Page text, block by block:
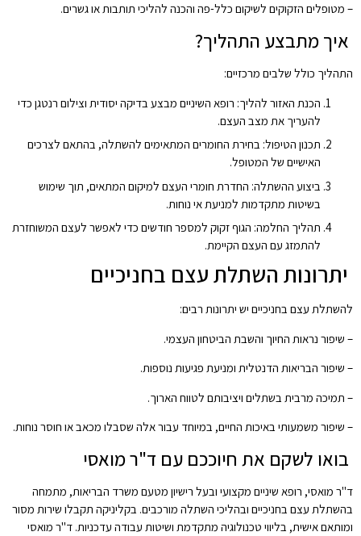
– מטופלים הזקוקים לשיקום כלל-פה והכנה להליכי תותבות או גשרים.
איך מתבצע התהליך?
התהליך כולל שלבים מרכזיים:
הכנת האזור להליך: רופא השיניים מבצע בדיקה יסודית וצילום רנטגן כדי
להעריך את מצב העצם.
תכנון הטיפול: בחירת החומרים המתאימים להשתלה, בהתאם לצרכים
האישיים של המטופל.
ביצוע ההשתלה: החדרת חומרי העצם למיקום המתאים, תוך שימוש
בשיטות מתקדמות למניעת אי נוחות.
תהליך החלמה: הגוף זקוק למספר חודשים כדי לאפשר לעצם המשוחזרת
להתמזג עם העצם הקיימת.
יתרונות השתלת עצם בחניכיים
להשתלת עצם בחניכיים יש יתרונות רבים:
– שיפור נראות החיוך והשבת הביטחון העצמי.
– שיפור הבריאות הדנטלית ומניעת פגיעות נוספות.
– תמיכה מרבית בשתלים ויציבותם לטווח הארוך.
– שיפור משמעותי באיכות החיים, במיוחד עבור אלה שסבלו מכאב או חוסר נוחות.
בואו לשקם את חיוככם עם ד"ר מואסי
ד"ר מואסי, רופא שיניים מקצועי ובעל רישיון מטעם משרד הבריאות, מתמחה
בהשתלת עצם בחניכיים ובהליכי השתלה מורכבים. בקליניקה תקבלו שירות מסור
ומותאם אישית, בליווי טכנולוגיה מתקדמת ושיטות עבודה עדכניות. ד"ר מואסי